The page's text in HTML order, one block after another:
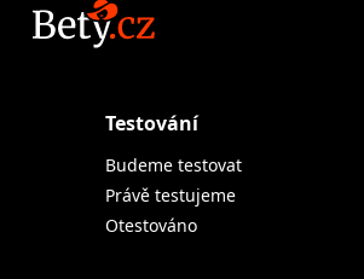
Testování
Budeme testovat
Právě testujeme
Otestováno